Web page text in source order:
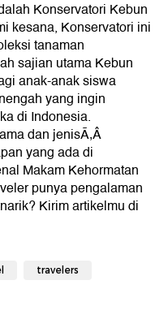
Konservatori Kebun
kesana, Konservatori ini
tanaman
sajian utama Kebun
anak-anak siswa
yang ingin
di Indonesia.
dan jenisÃ‚Â
yang ada di
Makam Kehormatan
punya pengalaman
Kirim artikelmu di
travelers